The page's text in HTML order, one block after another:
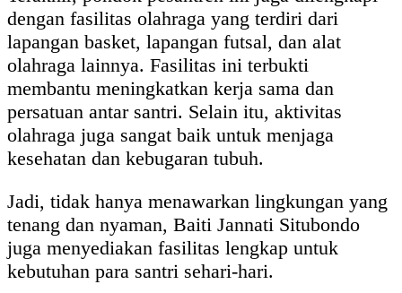
dengan fasilitas olahraga yang terdiri dari
lapangan basket, lapangan futsal, dan alat
olahraga lainnya. Fasilitas ini terbukti
membantu meningkatkan kerja sama dan
persatuan antar santri. Selain itu, aktivitas
olahraga juga sangat baik untuk menjaga
kesehatan dan kebugaran tubuh.
Jadi, tidak hanya menawarkan lingkungan yang
tenang dan nyaman, Baiti Jannati Situbondo
juga menyediakan fasilitas lengkap untuk
kebutuhan para santri sehari-hari.